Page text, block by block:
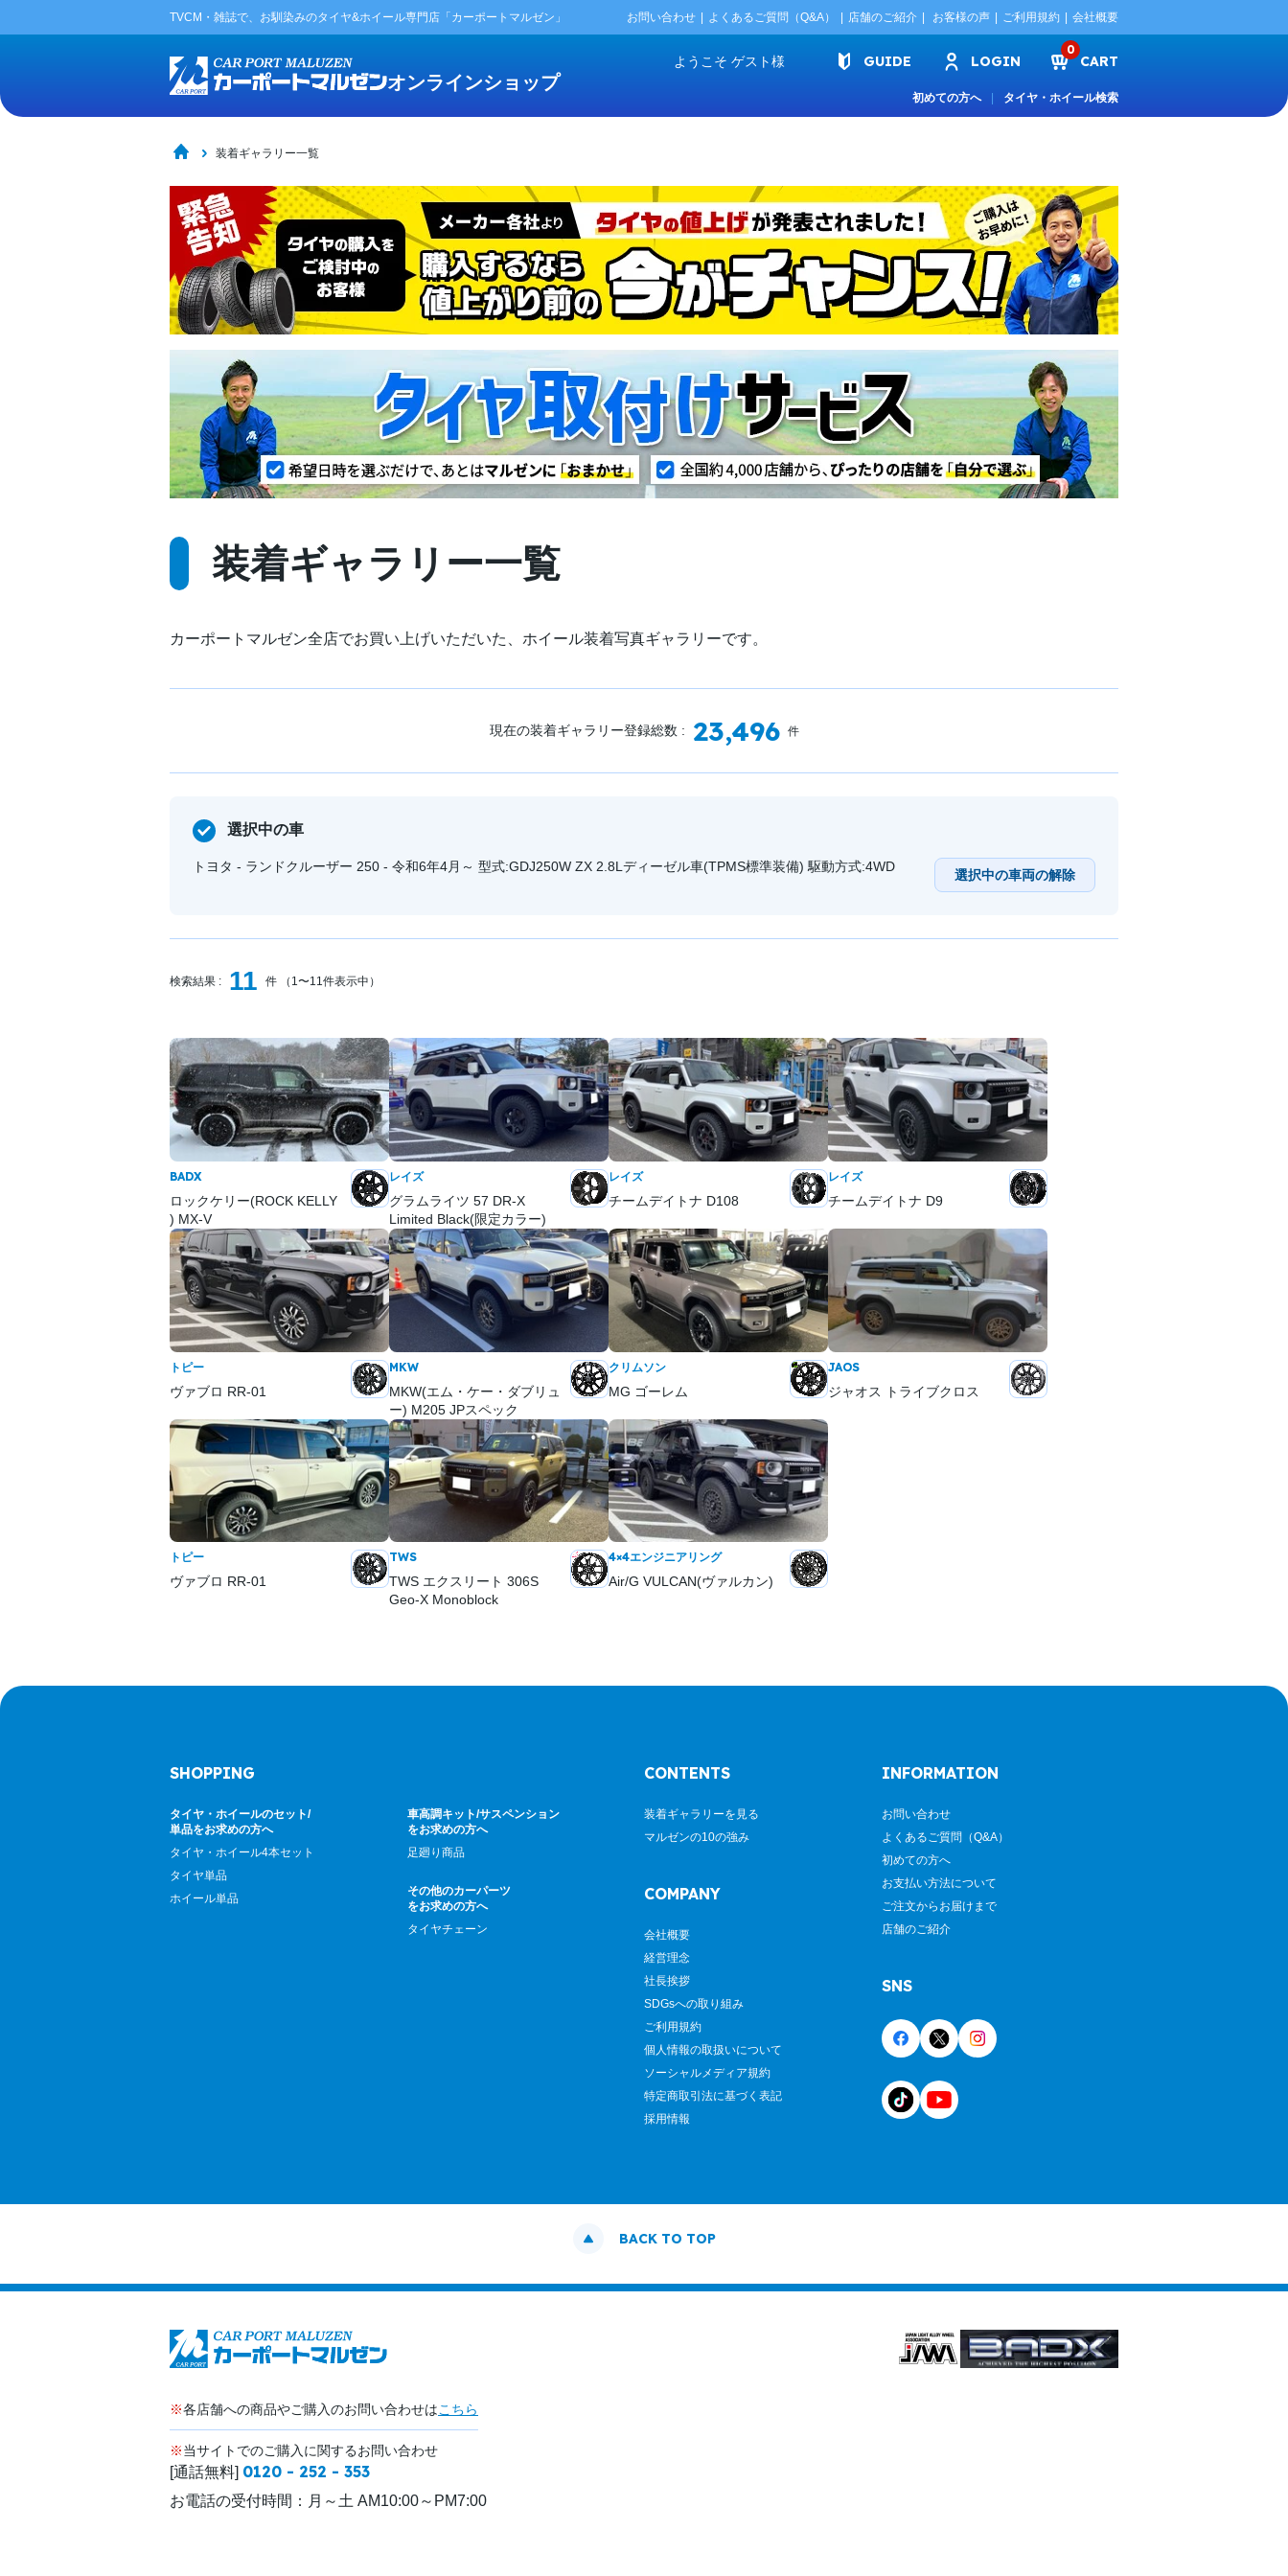
TVCM・雑誌で、お馴染みのタイヤ&ホイール専門店「カーポートマルゼン」 お問い合わせ よくあるご質問（Q&A） 店舗のご紹介 お客様の声 ご利用規約 会社概要
オンラインショップ
ようこそ ゲスト様 GUIDE LOGIN
0
CART
初めての方へ タイヤ・ホイール検索
装着ギャラリー一覧
装着ギャラリー一覧
カーポートマルゼン全店でお買い上げいただいた、ホイール装着写真ギャラリーです。
現在の装着ギャラリー登録総数 : 23,496 件
選択中の車
トヨタ - ランドクルーザー 250 - 令和6年4月～ 型式:GDJ250W ZX 2.8Lディーゼル車(TPMS標準装備) 駆動方式:4WD
選択中の車両の解除
検索結果 : 11 件 （1〜11件表示中）
BADX
ロックケリー(ROCK KELLY
) MX-V
レイズ
グラムライツ 57 DR-X
Limited Black(限定カラー)
レイズ
チームデイトナ D108
レイズ
チームデイトナ D9
トピー
ヴァブロ RR-01
MKW
MKW(エム・ケー・ダブリュ
ー) M205 JPスペック
クリムソン
MG ゴーレム
JAOS
ジャオス トライブクロス
トピー
ヴァブロ RR-01
TWS
TWS エクスリート 306S
Geo-X Monoblock
4×4エンジニアリング
Air/G VULCAN(ヴァルカン)
SHOPPING
タイヤ・ホイールのセット/
単品をお求めの方へ
タイヤ・ホイール4本セット
タイヤ単品
ホイール単品
車高調キット/サスペンション
をお求めの方へ
足廻り商品
その他のカーパーツ
をお求めの方へ
タイヤチェーン
CONTENTS
装着ギャラリーを見る
マルゼンの10の強み
COMPANY
会社概要
経営理念
社長挨拶
SDGsへの取り組み
ご利用規約
個人情報の取扱いについて
ソーシャルメディア規約
特定商取引法に基づく表記
採用情報
INFORMATION
お問い合わせ
よくあるご質問（Q&A）
初めての方へ
お支払い方法について
ご注文からお届けまで
店舗のご紹介
SNS
BACK TO TOP
※各店舗への商品やご購入のお問い合わせはこちら
※当サイトでのご購入に関するお問い合わせ
[通話無料] 0120 - 252 - 353
お電話の受付時間： 月～土 AM10:00～PM7:00